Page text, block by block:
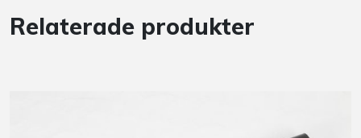
Relaterade produkter